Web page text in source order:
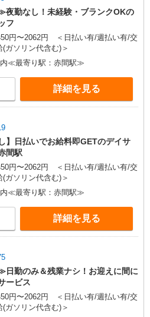
勤なし！未経験・ブランクOKの
フ
円〜2062円 ＜日払い有/週払い有/交
(ガソリン代含む)＞
≪最寄り駅：赤間駅≫
詳細を見る
】日払いでお給料即GETのデイサ
間駅
円〜2062円 ＜日払い有/週払い有/交
(ガソリン代含む)＞
≪最寄り駅：赤間駅≫
詳細を見る
勤のみ＆残業ナシ！お迎えに間に
ービス
円〜2062円 ＜日払い有/週払い有/交
(ガソリン代含む)＞